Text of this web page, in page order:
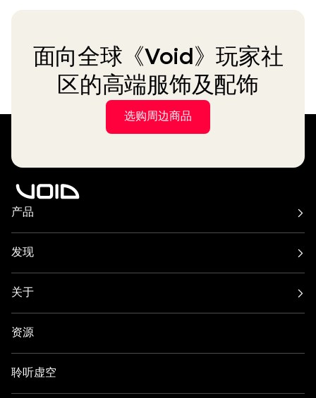
面向全球《Void》玩家社
区的高端服饰及配饰
选购周边商品
产品
空气系列
Arcline 系列
Cirrus 系列
Venu 系列
发现
酒吧和餐厅
海滩、泳池和屋顶露台
俱乐部文化
艺术与文化
关于
关于
联系方式
洞察力
资源
聆听虚空